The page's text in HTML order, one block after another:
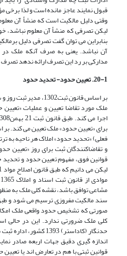
قبول نمایند عاجز مانده است و لذا برخی
لیکن تصرفی که منشأ آن معلوم نباشد،
بنابراین می توان گفت تصرفی دلیل
آن نباشد. یعنی به صرف آنکه ملک
مدارکی بر رد این تصرف ارائه ندهد
20-1. تعیین حدود- تحدید حدود
بر اساس قانون
ملک مورد تقاضا تعیین و عملیات
فعلی) «تحدید حدود» املاک هر ناحیه به
و تقاضاکنندگان ثبت برای روز «تعیین
قوانین فوق، مفهوم تعیین حدود و
مشاعی توافق باشد، نقشه کلی ملک به
سند مالکیت ‌مفروزی ترسیم می شود و
صورتی که‌ تشخیص حدود واقعی ملک
کلی ملک ضرورتی ندارد. این در حالی
حدنگار (کاداستر) 1393
اندازه گیری دقیق جهات اربعه صادر
قوانین ثبتی با هم در تعارض اند یا